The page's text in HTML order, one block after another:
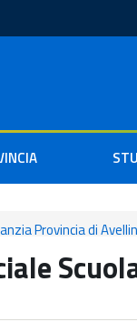
Provincia di